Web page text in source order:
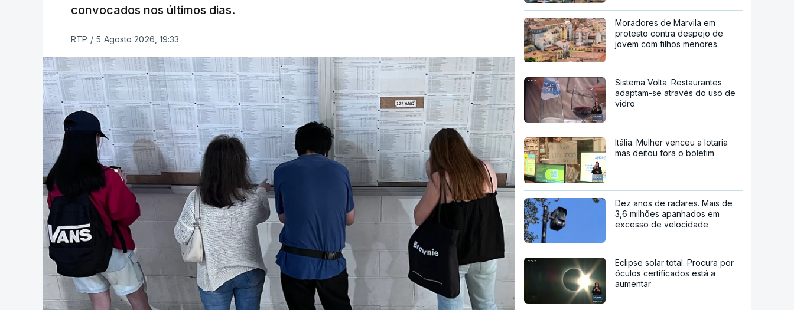
convocados nos últimos dias.
RTP / 5 Agosto 2026, 19:33
Moradores de Marvila em
protesto contra despejo de
jovem com filhos menores
Sistema Volta. Restaurantes
adaptam-se através do uso de
vidro
Itália. Mulher venceu a lotaria
mas deitou fora o boletim
Dez anos de radares. Mais de
3,6 milhões apanhados em
excesso de velocidade
Eclipse solar total. Procura por
óculos certificados está a
aumentar